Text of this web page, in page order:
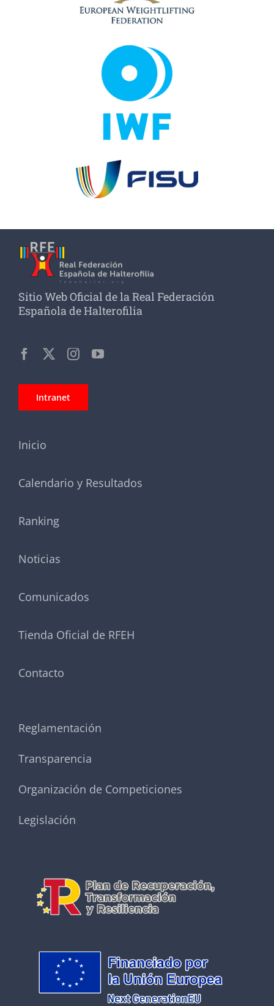
Sitio Web Oficial de la Real Federación
Española de Halterofilia
Intranet
Inicio
Calendario y Resultados
Ranking
Noticias
Comunicados
Tienda Oficial de RFEH
Contacto
Reglamentación
Transparencia
Organización de Competiciones
Legislación